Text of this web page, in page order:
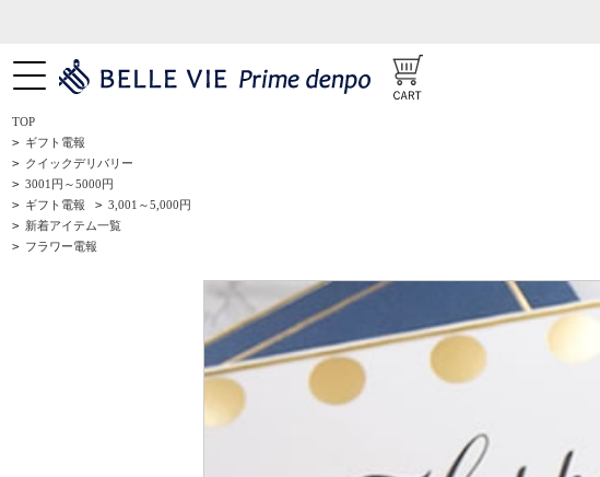
TOP
> ギフト電報
> クイックデリバリー
> 3001円～5000円
> ギフト電報 > 3,001～5,000円
> 新着アイテム一覧
> フラワー電報